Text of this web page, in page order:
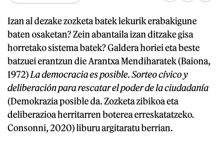
Izan al dezake zozketa batek lekurik erabakigune
baten osaketan? Zein abantaila izan ditzake gisa
horretako sistema batek? Galdera horiei eta beste
batzuei erantzun die Arantxa Mendiharatek (Baiona,
1972)La democracia es posible. Sorteo cívico y
deliberación para rescatar el poder de la ciudadanía
(Demokrazia posible da. Zozketa zibikoa eta
deliberazioa herritarren boterea erreskatatzeko.
Consonni, 2020) liburu argitaratu berrian.